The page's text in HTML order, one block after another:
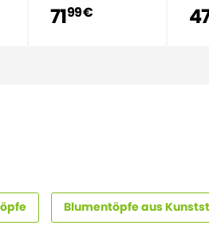
7199 €
Blumentöpfe aus